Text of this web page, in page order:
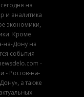
на
и аналитика
экономики,
Кроме
на-Дону на
события
-
- Ростов-на-
а также